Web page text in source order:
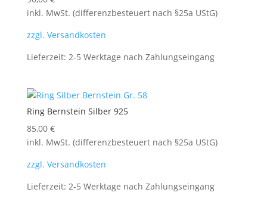
inkl. MwSt. (differenzbesteuert nach §25a UStG)
zzgl. Versandkosten
Lieferzeit: 2-5 Werktage nach Zahlungseingang
Ring Bernstein Silber 925
85,00 €
inkl. MwSt. (differenzbesteuert nach §25a UStG)
zzgl. Versandkosten
Lieferzeit: 2-5 Werktage nach Zahlungseingang